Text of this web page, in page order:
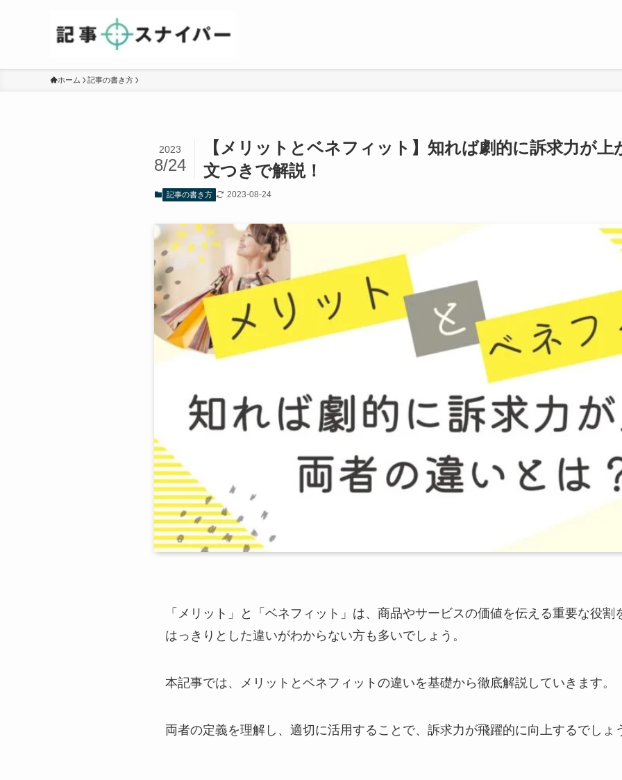
ホーム 記事の書き方
【メリットとベネフィット】知れば劇的に訴求力が
文つきで解説！
2023
8/24
記事の書き方 2023-08-24
「メリット」と「ベネフィット」は、商品やサービスの価値を伝える重要な役
はっきりとした違いがわからない方も多いでしょう。
本記事では、メリットとベネフィットの違いを基礎から徹底解説していきます。
両者の定義を理解し、適切に活用することで、訴求力が飛躍的に向上するでしょ